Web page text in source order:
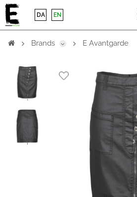
DA EN
Brands E Avantgarde